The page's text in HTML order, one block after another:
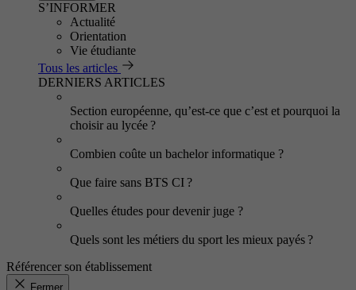
S’INFORMER
Actualité
Orientation
Vie étudiante
Tous les articles
DERNIERS ARTICLES
Section européenne, qu’est-ce que c’est et pourquoi la
choisir au lycée ?
Combien coûte un bachelor informatique ?
Que faire sans BTS CI ?
Quelles études pour devenir juge ?
Quels sont les métiers du sport les mieux payés ?
Référencer son établissement
Fermer